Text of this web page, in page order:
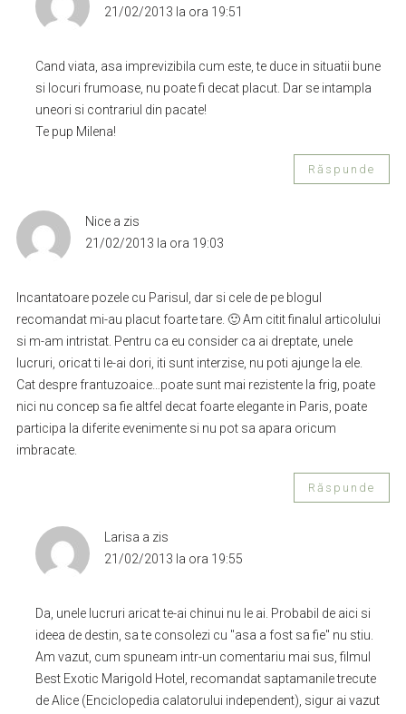
21/02/2013 la ora 19:51
Cand viata, asa imprevizibila cum este, te duce in situatii bune
si locuri frumoase, nu poate fi decat placut. Dar se intampla
uneori si contrariul din pacate!
Te pup Milena!
Răspunde
Nice a zis
21/02/2013 la ora 19:03
Incantatoare pozele cu Parisul, dar si cele de pe blogul
recomandat mi-au placut foarte tare. 🙂 Am citit finalul articolului
si m-am intristat. Pentru ca eu consider ca ai dreptate, unele
lucruri, oricat ti le-ai dori, iti sunt interzise, nu poti ajunge la ele.
Cat despre frantuzoaice…poate sunt mai rezistente la frig, poate
nici nu concep sa fie altfel decat foarte elegante in Paris, poate
participa la diferite evenimente si nu pot sa apara oricum
imbracate.
Răspunde
Larisa a zis
21/02/2013 la ora 19:55
Da, unele lucruri aricat te-ai chinui nu le ai. Probabil de aici si
ideea de destin, sa te consolezi cu "asa a fost sa fie" nu stiu.
Am vazut, cum spuneam intr-un comentariu mai sus, filmul
Best Exotic Marigold Hotel, recomandat saptamanile trecute
de Alice (Enciclopedia calatorului independent), sigur ai vazut